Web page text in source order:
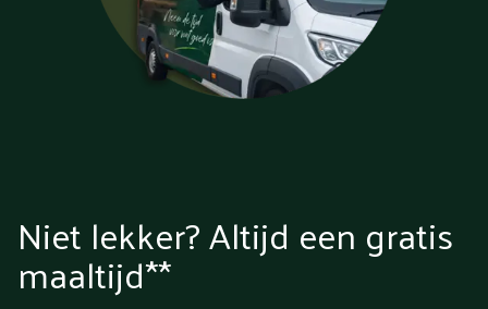
Niet lekker? Altijd een gratis
maaltijd**